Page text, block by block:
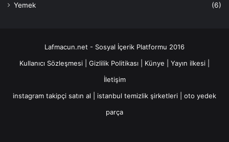
Yemek
(6)
Lafmacun.net - Sosyal İçerik Platformu 2016
Kullanıcı Sözleşmesi
Gizlilik Politikası Künye Yayın ilkesi
İletişim
instagram takipçi satın al
istanbul temizlik şirketleri
oto yedek
parça